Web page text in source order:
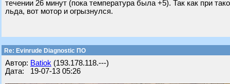
течении 26 минут (пока температура была +5). Так как при
льда, вот мотор и огрызнулся.
Re: Evinrude Diagnostic ПО
Автор: Batiok (193.178.118.---)
Дата: 19-07-13 05:26